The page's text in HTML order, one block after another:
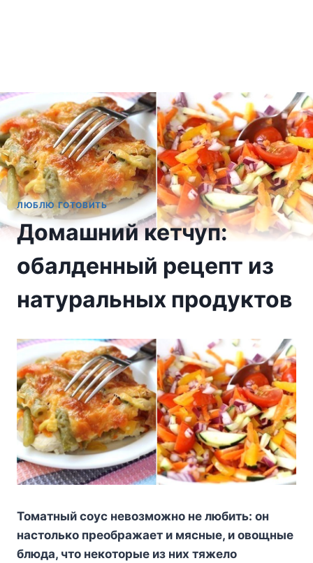
ЛЮБЛЮ ГОТОВИТЬ
Домашний кетчуп:
обалденный рецепт из
натуральных продуктов
Toмaтный coyc нeвoзмoжнo нe любить: oн
нacтoлькo пpeoбpaжaeт и мяcныe, и oвoщныe
блюдa, чтo нeкoтopыe из ниx тяжeлo